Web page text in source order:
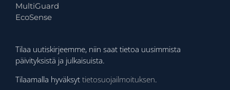
MultiGuard
EcoSense
Tilaa uutiskirjeemme, niin saat tietoa uusimmista
päivityksistä ja julkaisuista.
Tilaamalla hyväksyt tietosuojailmoituksen.